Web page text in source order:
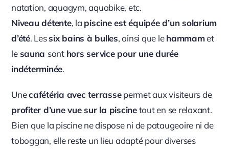
natation, aquagym, aquabike, etc.
Niveau détente, la piscine est équipée d’un solarium
d’été. Lessix bains à bulles, ainsi que lehammamet
lesauna sont hors service pour une durée
indéterminée.
Unecafétéria avec terrassepermet aux visiteurs de
profiter d’une vue sur la piscinetout en se relaxant.
Bien que la piscine ne dispose ni de pataugeoire ni de
toboggan, elle reste un lieu adapté pour diverses